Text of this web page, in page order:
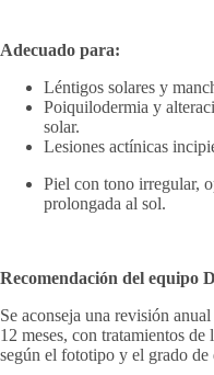
Adecuado para:
Léntigos solares y
Poiquilodermia y
solar.
Lesiones actínicas
Piel con tono irregular,
prolongada al sol.
Recomendación del equipo
Se aconseja una revisión
12 meses, con tratamientos
según el fototipo y el grado de